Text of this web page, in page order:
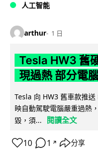
人工智能
arthur 1 日
Tesla HW3 舊
現過熱 部分電
Tesla 向 HW3 舊車款推
映自動駕駛電腦嚴重過熱
毀，須...
閱讀全文
10 1 ↗ 分享